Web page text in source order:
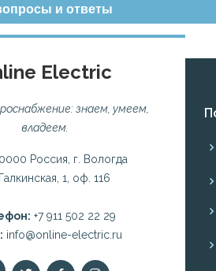
и ответы
Electric
знаем, умеем,
владеем.
Россия, г. Вологда
1, оф. 116
+7 911 502 22 29
info@online-electric.ru